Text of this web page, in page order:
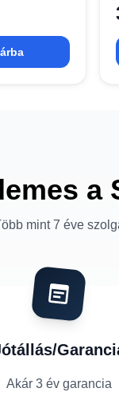
a
mint 7 éve
Akár 3 év garancia